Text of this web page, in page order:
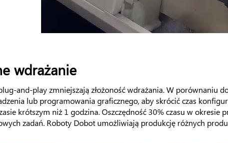
wdrażanie
and-play zmniejszają złożoność wdrażania. W porównaniu
lub programowania graficznego, aby skrócić czas
krótszym niż 1 godzina. Oszczędność 30% czasu w
zadań. Roboty Dobot umożliwiają produkcję różnych